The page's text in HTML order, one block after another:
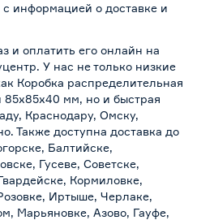
с информацией о доставке и
и оплатить его онлайн на
У нас не только низкие
Коробка распределительная
85х85х40 мм, но и быстрая
Краснодару, Омску,
Также доступна доставка до
Балтийске,
Гусеве, Советске,
Кормиловке,
Иртыше, Черлаке,
Марьяновке, Азово, Гауфе,